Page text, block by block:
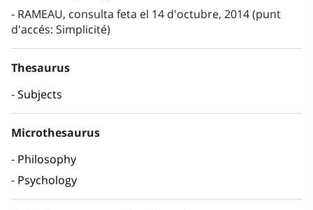
RAMEAU, consulta feta el 14 d'octubre, 2014 (punt
d'accés: Simplicité)
Thesaurus
Subjects
Microthesaurus
Philosophy
Psychology